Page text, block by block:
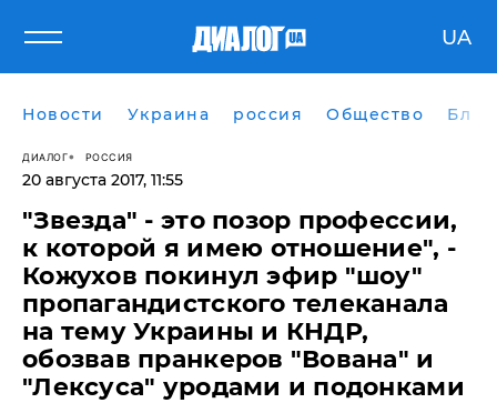
UA
Новости Украина россия Общество
ДИАЛОГ РОССИЯ
20 августа 2017, 11:55
"Звезда" - это позор профессии,
к которой я имею отношение", -
Кожухов покинул эфир "шоу"
пропагандистского телеканала
на тему Украины и КНДР,
обозвав пранкеров "Вована" и
"Лексуса" уродами и подонками